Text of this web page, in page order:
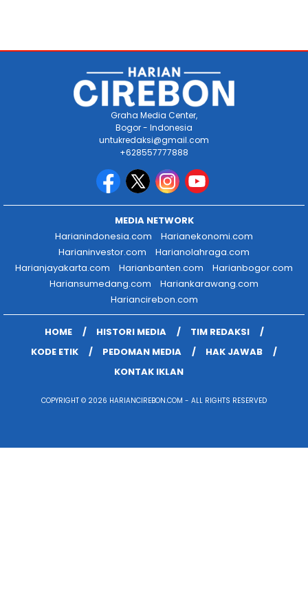
Graha Media Center,
Bogor - Indonesia
untukredaksi@gmail.com
+628557777888
MEDIA NETWORK
Harianindonesia.com
Harianekonomi.com
Harianinvestor.com
Harianolahraga.com
Harianjayakarta.com
Harianbanten.com
Harianbogor.com
Hariansumedang.com
Hariankarawang.com
Hariancirebon.com
HOME HISTORI MEDIA
TIM REDAKSI
KODE ETIK
PEDOMAN MEDIA
HAK JAWAB
KONTAK IKLAN
COPYRIGHT © 2026 HARIANCIREBON.COM - ALL RIGHTS RESERVED